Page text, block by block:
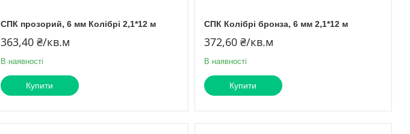
СПК прозорий, 6 мм Колібрі 2,1*12 м
363,40 ₴/кв.м
В наявності
Купити
СПК Колібрі бронза, 6 мм 2,1*12 м
372,60 ₴/кв.м
В наявності
Купити